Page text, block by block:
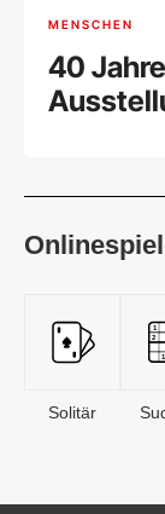
MENSCHEN
40
Solitär